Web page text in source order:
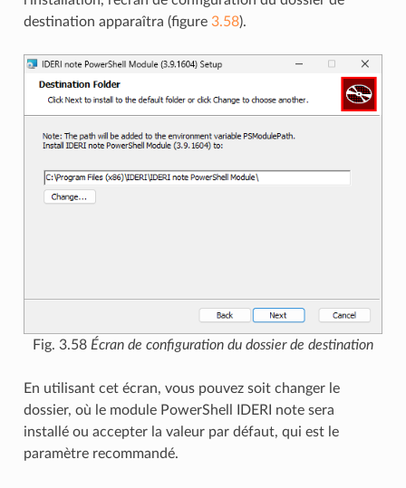
destination apparaîtra (figure 3.58).
Fig. 3.58 Écran de configuration du dossier de destination
En utilisant cet écran, vous pouvez soit changer le
dossier, où le module PowerShell IDERI note sera
installé ou accepter la valeur par défaut, qui est le
paramètre recommandé.